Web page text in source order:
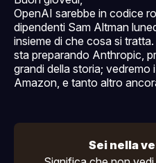
OpenAI sarebbe in codice
dipendenti Sam Altman
insieme di che cosa si
sta preparando Anthropic,
grandi della storia; vedremo
Amazon, e tanto altro
Sei nella